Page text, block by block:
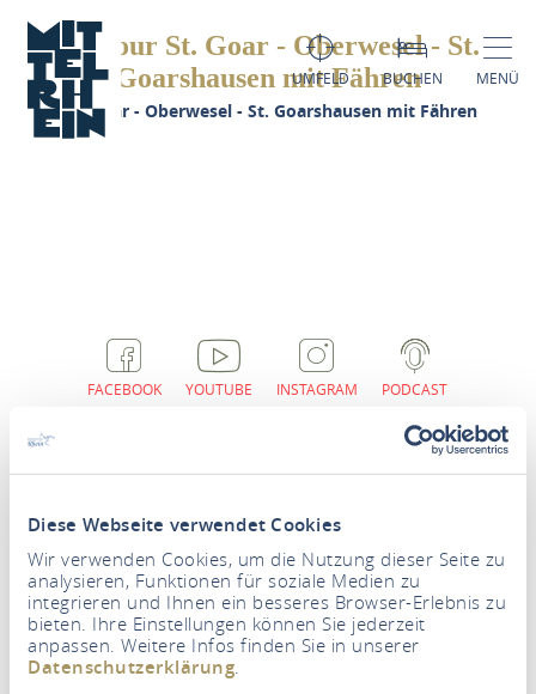
Diese Webseite verwendet Cookies
Wir verwenden Cookies, um die Nutzung dieser Seite zu
analysieren, Funktionen für soziale Medien zu
integrieren und Ihnen ein besseres Browser-Erlebnis zu
bieten. Ihre Einstellungen können Sie jederzeit
anpassen. Weitere Infos finden Sie in unserer
Datenschutzerklärung
UMFELD BUCHEN MENÜ
Radtour St. Goar - Oberwesel - St.
Goarshausen mit Fähren
St. Goar - Oberwesel - St. Goarshausen mit Fähren
FACEBOOK YOUTUBE INSTAGRAM PODCAST
Newsletter